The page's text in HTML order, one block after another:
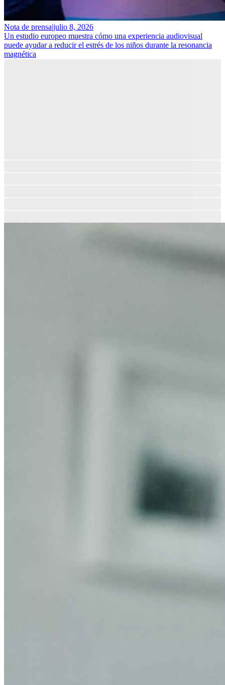
Nota de prensa|julio 8, 2026
Un estudio europeo muestra cómo una experiencia audiovisual
puede ayudar a reducir el estrés de los niños durante la resonancia
magnética